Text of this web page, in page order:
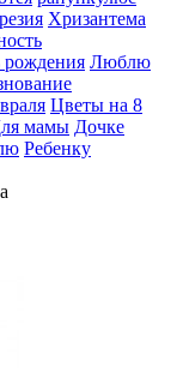
Хризантема
рождения Люблю
Цветы на 8
мамы Дочке
Ребенку